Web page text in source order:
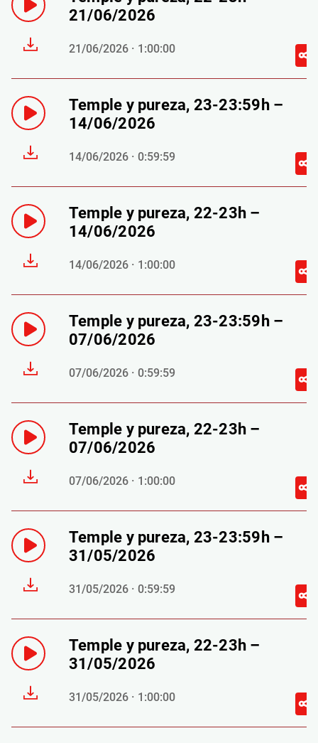
21/06/2026
21/06/2026 · 1:00:00
Temple y pureza, 23-23:59h –
14/06/2026
14/06/2026 · 0:59:59
Temple y pureza, 22-23h –
14/06/2026
14/06/2026 · 1:00:00
Temple y pureza, 23-23:59h –
07/06/2026
07/06/2026 · 0:59:59
Temple y pureza, 22-23h –
07/06/2026
07/06/2026 · 1:00:00
Temple y pureza, 23-23:59h –
31/05/2026
31/05/2026 · 0:59:59
Temple y pureza, 22-23h –
31/05/2026
31/05/2026 · 1:00:00